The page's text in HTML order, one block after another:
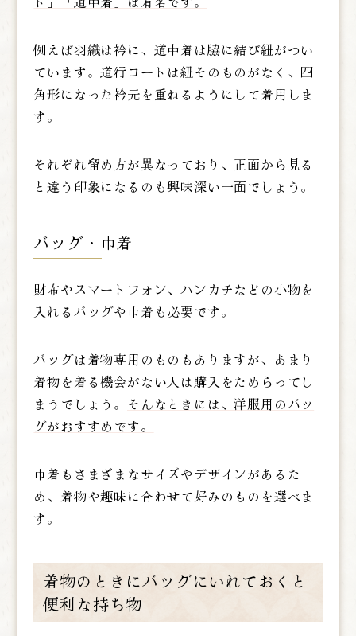
例えば羽織は衿に、道中着は脇に結び紐がつい
ています。道行コートは紐そのものがなく、四
角形になった衿元を重ねるようにして着用しま
す。
それぞれ留め方が異なっており、正面から見る
と違う印象になるのも興味深い一面でしょう。
バッグ・巾着
財布やスマートフォン、ハンカチなどの小物を
入れるバッグや巾着も必要です。
バッグは着物専用のものもありますが、あまり
着物を着る機会がない人は購入をためらってし
まうでしょう。 そんなときには、洋服用のバッ
グがおすすめです。
巾着もさまざまなサイズやデザインがあるた
め、着物や趣味に合わせて好みのものを選べま
す。
着物のときにバッグにいれておくと
便利な持ち物